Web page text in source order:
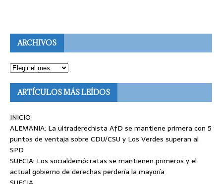
ARCHIVOS
ARTÍCULOS MÁS LEÍDOS
INICIO
ALEMANIA: La ultraderechista AfD se mantiene primera con 5
puntos de ventaja sobre CDU/CSU y Los Verdes superan al
SPD
SUECIA: Los socialdemócratas se mantienen primeros y el
actual gobierno de derechas perdería la mayoría